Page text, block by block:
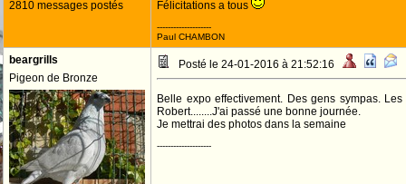
2810 messages postés
Félicitations a tous
--------------------
Paul CHAMBON
beargrills
Pigeon de Bronze
Posté le 24-01-2016 à 21:52:16
Belle expo effectivement. Des gens sympas.
Robert........J'ai passé une bonne journée.
Je mettrai des photos dans la semaine
--------------------